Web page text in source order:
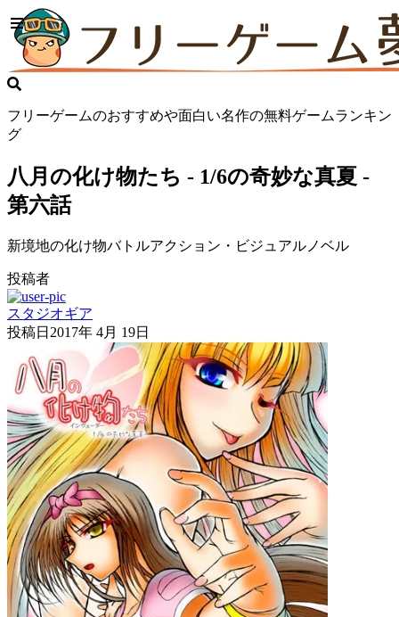
フリーゲームのおすすめや面白い名作の無料ゲームランキン
グ
八月の化け物たち - 1/6の奇妙な真夏 -
第六話
新境地の化け物バトルアクション・ビジュアルノベル
投稿者
スタジオギア
投稿日 2017年 4月 19日